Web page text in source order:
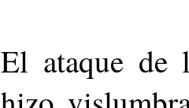
El ataque